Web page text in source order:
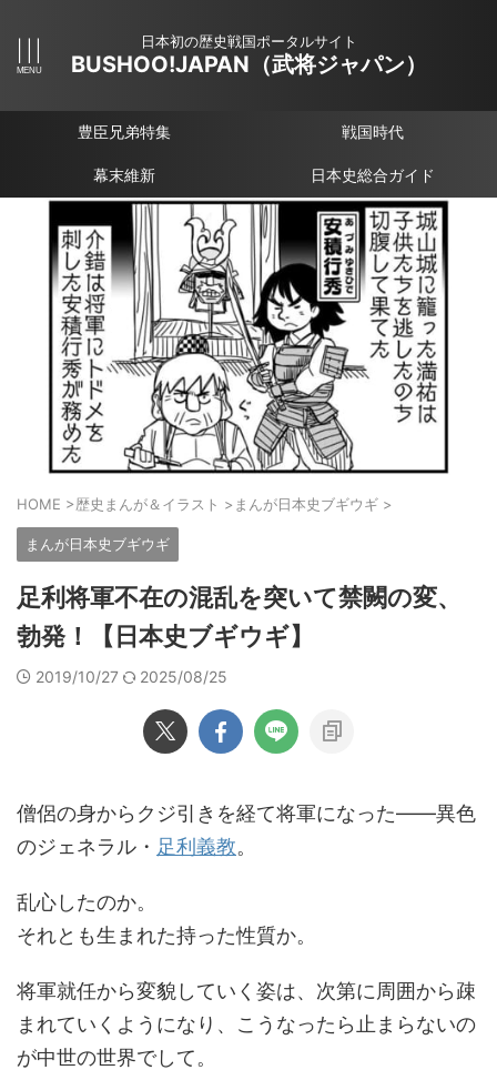
日本初の歴史戦国ポータルサイト
BUSHOO!JAPAN（武将ジャパン）
豊臣兄弟特集 戦国時代
幕末維新 日本史総合ガイド
HOME >歴史まんが＆イラスト > まんが日本史ブギウギ >
まんが日本史ブギウギ
足利将軍不在の混乱を突いて禁闕の変、
勃発！【日本史ブギウギ】
2019/10/27 2025/08/25
僧侶の身からクジ引きを経て将軍になった――異色
のジェネラル・ 足利義教。
乱心したのか。
それとも生まれた持った性質か。
将軍就任から変貌していく姿は、次第に周囲から疎
まれていくようになり、こうなったら止まらないの
が中世の世界でして。